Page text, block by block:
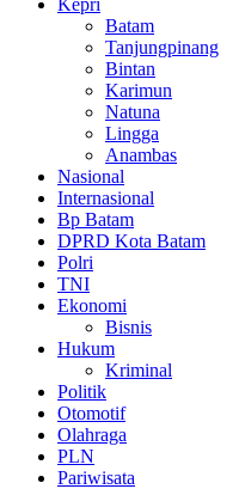
Batam
Tanjungpinang
Bintan
Karimun
Natuna
Lingga
Anambas
Nasional
Internasional
Bp Batam
DPRD Kota Batam
Polri
TNI
Ekonomi
Bisnis
Hukum
Kriminal
Politik
Otomotif
Olahraga
PLN
Pariwisata